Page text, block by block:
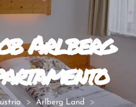
Arlberg
Arlberg Land